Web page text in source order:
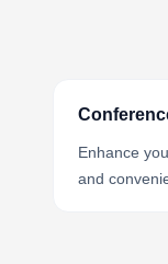
Enhance
and